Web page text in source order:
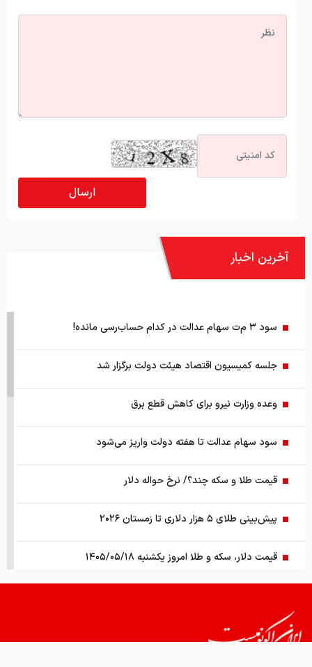
آخرین اخبار
سود ۳ م‌ت سهام عدالت در کدام حساب‌رسی‌ مانده!
جلسه کمیسیون اقتصاد هیئت دولت برگزار شد
وعده وزارت نیرو برای کاهش قطع برق
سود سهام عدالت تا هفته دولت واریز می‌شود
قیمت طلا و سکه چند؟/ نرخ حواله دلار
پیش‌بینی طلای ۵ هزار دلاری تا زمستان ۲۰۲۶
قیمت دلار، سکه و طلا امروز یکشنبه ۱۴۰۵/۰۵/۱۸